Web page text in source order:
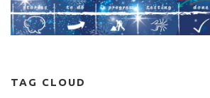
TAG CLOUD